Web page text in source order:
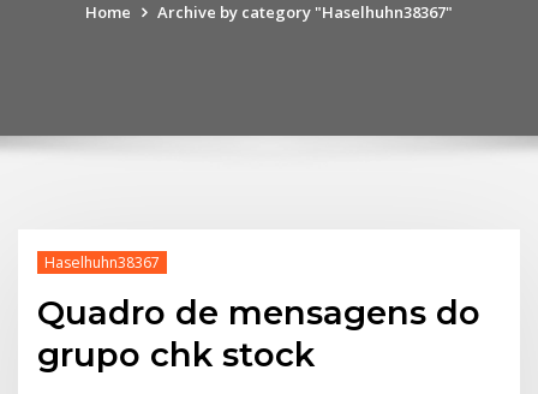
Home Archive by category "Haselhuhn38367"
Haselhuhn38367
Quadro de mensagens do
grupo chk stock